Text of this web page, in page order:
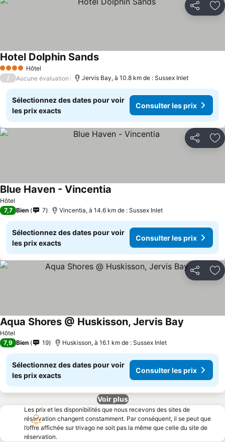
Partager
4 Étoiles Hôtel
Hotel Dolphin SandsConsulter les prix
/ Aucune évaluation Jervis Bay, à 10.8 km de : Sussex Inlet
Sélectionnez des dates pour voir
les prix exacts
Consulter les prix
Partager
Hôtel
Blue Haven - Vincentia
7,7 Bien 7 Vincentia, à 14.6 km de : Sussex Inlet
Sélectionnez des dates pour voir
les prix exacts
Consulter les prix
Partager
Hôtel
Aqua Shores @ Huskisson, Jervis Bay
7,9 Bien 19 Huskisson, à 16.1 km de : Sussex Inlet
Sélectionnez des dates pour voir
les prix exacts
Consulter les prix
Voir plus
Les prix et les disponibilités que nous recevons des sites de
réservation changent constamment. Par conséquent, il se peut que
l’offre affichée sur trivago ne soit pas la même que celle du site de
réservation.